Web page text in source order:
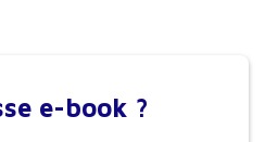
e-book ?